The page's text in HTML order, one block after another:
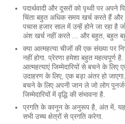
पदार्थवादी और दूसरों को पृथ्वी पर अपने
चिंता बहुत अधिक समय खर्च करते हैं और
पचास हजार साल में उन्हें होने जा रहा
अंश खर्च नहीं करते ... और बहुत, बहुत
क्या आत्महत्या चीजों की एक संख्या पर
नहीं होगा. प्रेरणा हमेशा बहुत महत्वपूर्ण
आत्महत्याएं जिम्मेदारियों से बचने के लिए
उदाहरण के लिए, एक बड़ा अंतर हो
बचने के लिए अपनी जान ले जो लोग
जिम्मेदारियों में वृद्धि की संभावना है.
प्रगति के कानून के अनुरूप है, अंत में,
सभी उच्च क्षेत्रों से प्रगति करेगा.